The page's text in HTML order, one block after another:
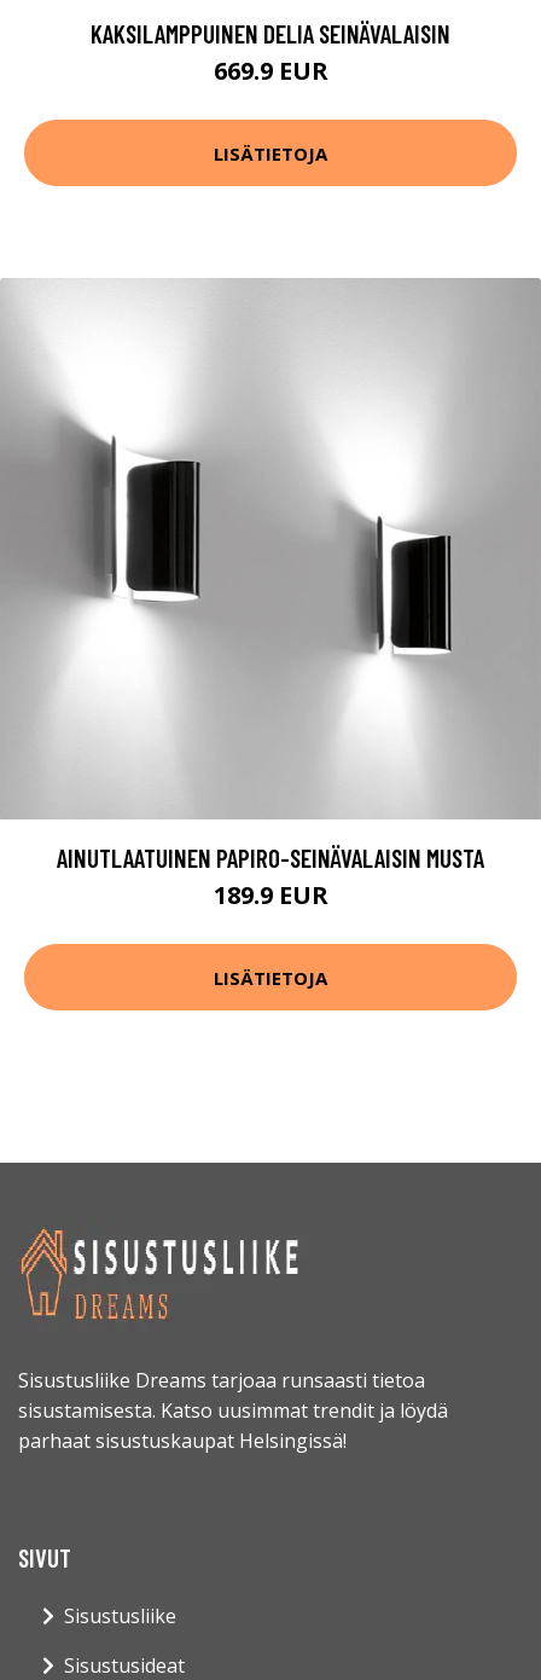
KAKSILAMPPUINEN DELIA SEINÄVALAISIN
669.9 EUR
LISÄTIETOJA
AINUTLAATUINEN PAPIRO-SEINÄVALAISIN MUSTA
189.9 EUR
LISÄTIETOJA
Sisustusliike Dreams tarjoaa runsaasti tietoa
sisustamisesta. Katso uusimmat trendit ja löydä
parhaat sisustuskaupat Helsingissä!
SIVUT
Sisustusliike
Sisustusideat